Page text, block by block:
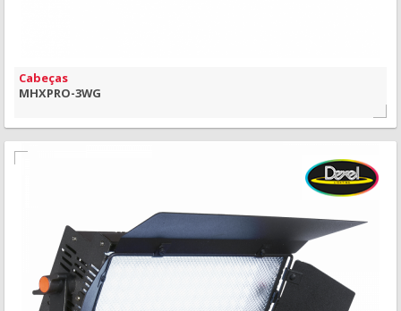
Cabeças
MHXPRO-3WG